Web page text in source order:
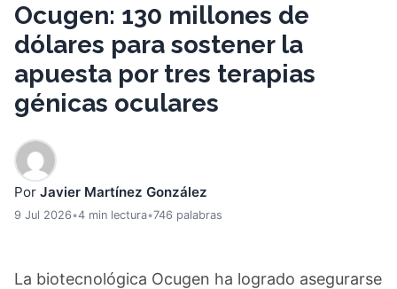
Ocugen: 130 millones de
dólares para sostener la
apuesta por tres terapias
génicas oculares
Por Javier Martínez González
9 Jul 2026•4 min lectura•746 palabras
La biotecnológica Ocugen ha logrado asegurarse